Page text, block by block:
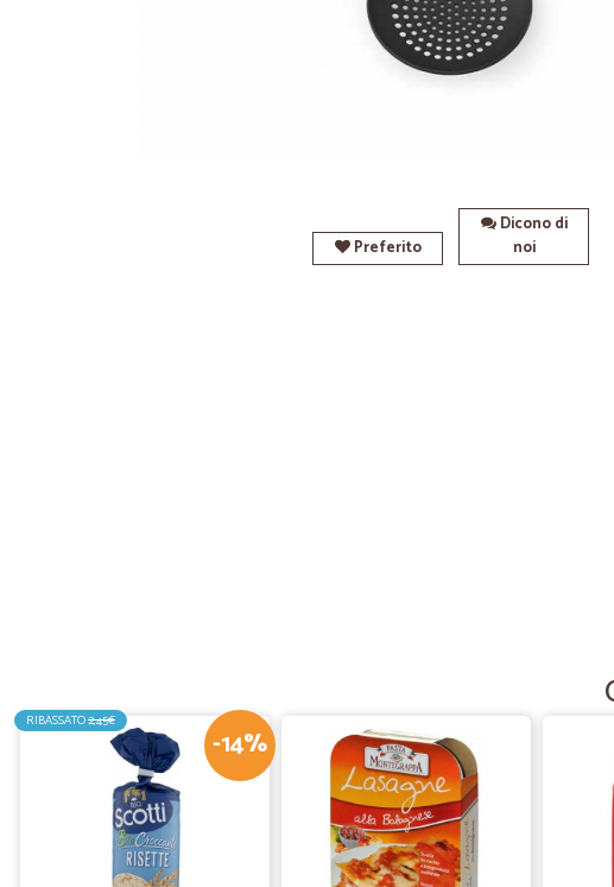
Preferito
Dicono di
noi
-14%
RIBASSATO2,45€